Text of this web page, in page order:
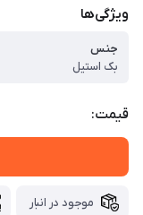
ویژگی‌ها
جنس
بک استیل
قیمت:
موجود در انبار